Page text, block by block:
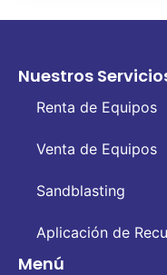
Nuestros
Renta de Equipos
Venta de Equipos
Sandblasting
Aplicación de
Menú